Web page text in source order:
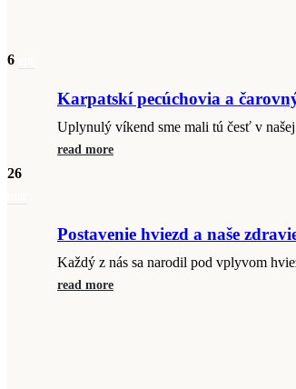
6
Karpatskí pecúchovia a
Uplynulý víkend sme mali tú česť v
read more
26
Postavenie hviezd a naše
Každý z nás sa narodil pod vplyvom
read more